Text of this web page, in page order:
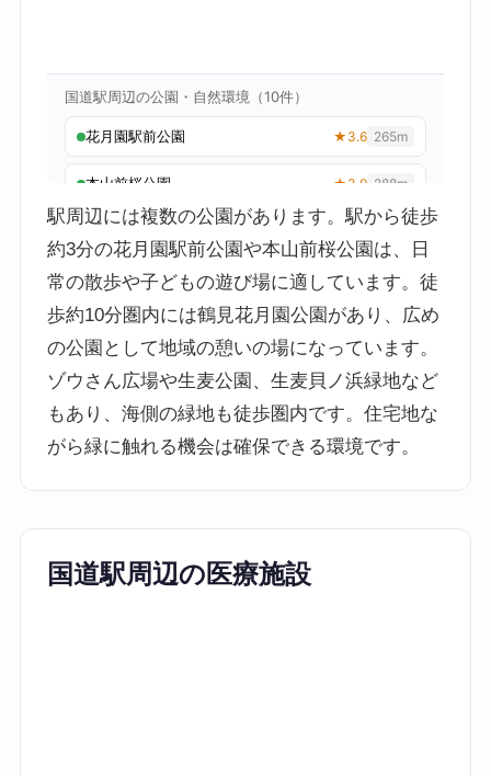
駅周辺には複数の公園があります。駅から徒歩
約3分の花月園駅前公園や本山前桜公園は、日
常の散歩や子どもの遊び場に適しています。徒
歩約10分圏内には鶴見花月園公園があり、広め
の公園として地域の憩いの場になっています。
ゾウさん広場や生麦公園、生麦貝ノ浜緑地など
もあり、海側の緑地も徒歩圏内です。住宅地な
がら緑に触れる機会は確保できる環境です。
国道駅周辺の医療施設